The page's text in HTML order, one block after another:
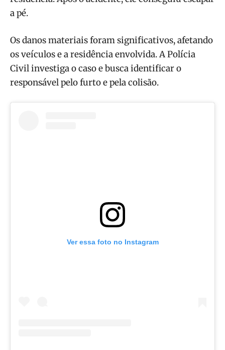
a pé.
Os danos materiais foram significativos, afetando
os veículos e a residência envolvida. A Polícia
Civil investiga o caso e busca identificar o
responsável pelo furto e pela colisão.
Ver essa foto no Instagram